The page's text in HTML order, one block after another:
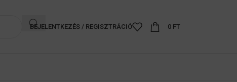
BEJELENTKEZÉS / REGISZTRÁCIÓ 0 FT